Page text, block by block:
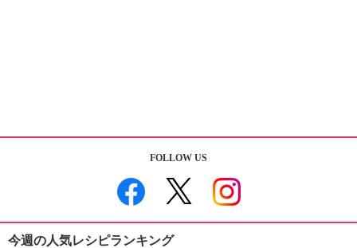
FOLLOW US
今週の人気レシピランキング